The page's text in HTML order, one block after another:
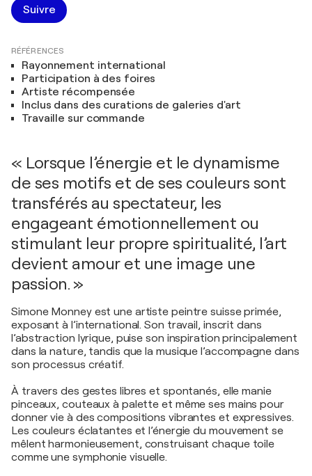
Suivre
RÉFÉRENCES
Rayonnement international
Participation à des foires
Artiste récompensée
Inclus dans des curations de galeries d'art
Travaille sur commande
« Lorsque l’énergie et le dynamisme
de ses motifs et de ses couleurs sont
transférés au spectateur, les
engageant émotionnellement ou
stimulant leur propre spiritualité, l’art
devient amour et une image une
passion. »
Simone Monney est une artiste peintre suisse primée,
exposant à l’international. Son travail, inscrit dans
l’abstraction lyrique, puise son inspiration principalement
dans la nature, tandis que la musique l’accompagne dans
son processus créatif.
À travers des gestes libres et spontanés, elle manie
pinceaux, couteaux à palette et même ses mains pour
donner vie à des compositions vibrantes et expressives.
Les couleurs éclatantes et l’énergie du mouvement se
mêlent harmonieusement, construisant chaque toile
comme une symphonie visuelle.